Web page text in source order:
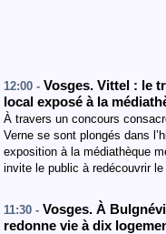
12:00 - Vosges. Vittel : le
local exposé à la
À travers un concours
Verne se sont plongés dans
exposition à la médiathèque
invite le public à redécouvrir le
11:30 - Vosges. À
redonne vie à dix